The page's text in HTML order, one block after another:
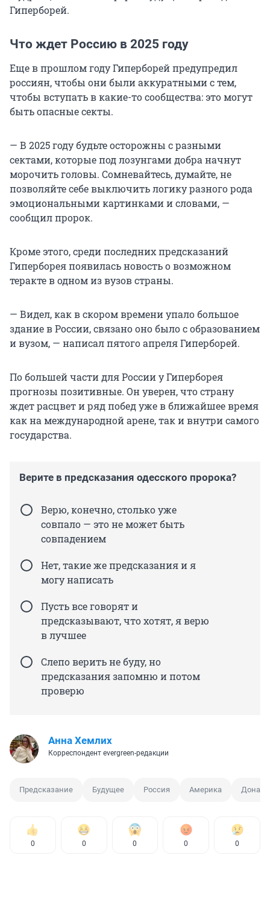
Гиперборей.
Что ждет Россию в 2025 году
Еще в прошлом году Гиперборей предупредил
россиян, чтобы они были аккуратными с тем,
чтобы вступать в какие-то сообщества: это могут
быть опасные секты.
— В 2025 году будьте осторожны с разными
сектами, которые под лозунгами добра начнут
морочить головы. Сомневайтесь, думайте, не
позволяйте себе выключить логику разного рода
эмоциональными картинками и словами, —
сообщил пророк.
Кроме этого, среди последних предсказаний
Гиперборея появилась новость о возможном
теракте в одном из вузов страны.
— Видел, как в скором времени упало большое
здание в России, связано оно было с образованием
и вузом, — написал пятого апреля Гиперборей.
По большей части для России у Гиперборея
прогнозы позитивные. Он уверен, что страну
ждет расцвет и ряд побед уже в ближайшее время
как на международной арене, так и внутри самого
государства.
Верите в предсказания одесского пророка?
Верю, конечно, столько уже
совпало — это не может быть
совпадением
Нет, такие же предсказания и я
могу написать
Пусть все говорят и
предсказывают, что хотят, я верю
в лучшее
Слепо верить не буду, но
предсказания запомню и потом
проверю
Анна Хемлих
Корреспондент evergreen-редакции
Предсказание Будущее Россия Америка
0 0 0 0 0